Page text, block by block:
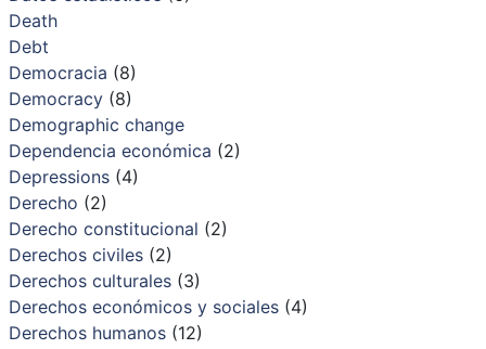
Death
Debt
Democracia (8)
Democracy(8)
Demographic change
Dependencia económica (2)
Depressions(4)
Derecho (2)
Derecho constitucional (2)
Derechos civiles(2)
Derechos culturales(3)
Derechos económicos y sociales(4)
Derechos humanos(12)